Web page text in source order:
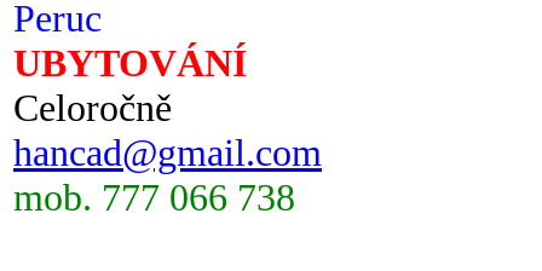
Peruc
UBYTOVÁNÍ
Celoročně
hancad@gmail.com
mob. 777 066 738